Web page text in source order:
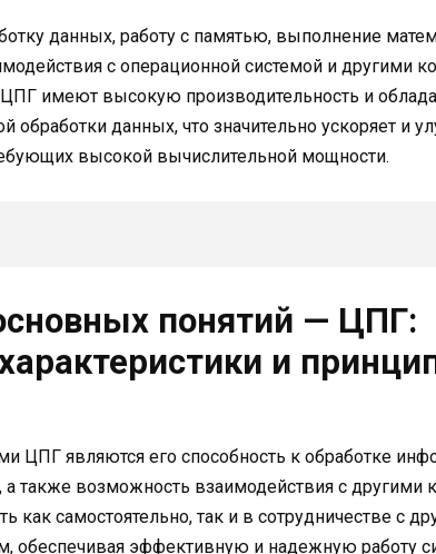
данных, работу с памятью, выполнение
с операционной системой и другими
имеют высокую производительность и
данных, что значительно ускоряет и
высокой вычислительной мощности.
понятий — ЦПГ:
и
ЦПГ являются его способность к обработке
а также возможность взаимодействия с другими
как самостоятельно, так и в сотрудничестве с
обеспечивая эффективную и надежную работу